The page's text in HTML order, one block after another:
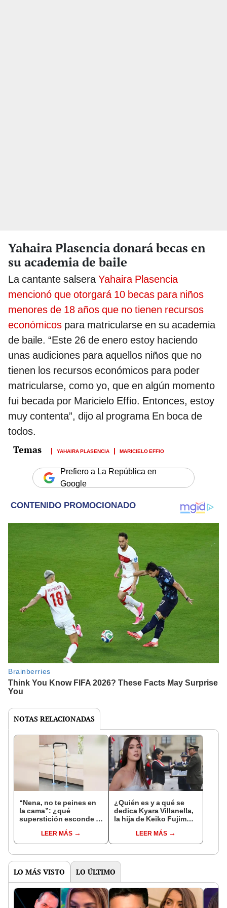
Yahaira Plasencia donará becas en
su academia de baile
La cantante salseraYahaira Plasencia
mencionó que otorgará 10 becas para niños
menores de 18 años que no tienen recursos
económicos para matricularse en su academia
de baile. “Este 26 de enero estoy haciendo
unas audiciones para aquellos niños que no
tienen los recursos económicos para poder
matricularse, como yo, que en algún momento
fui becada por Maricielo Effio. Entonces, estoy
muy contenta”, dijo al programa En boca de
todos.
YAHAIRA PLASENCIA MARICIELO EFFIO
Prefiero a La República en
Google
NOTAS RELACIONADAS
“Nena, no te peines en
la cama”: ¿qué
superstición esconde la
Enanitos Verdes?
LEER MÁS
¿Quién es y a qué se
dedica Kyara Villanella,
la hija de Keiko Fujimori
nivel nacional?
LEER MÁS
LO MÁS VISTO LO ÚLTIMO